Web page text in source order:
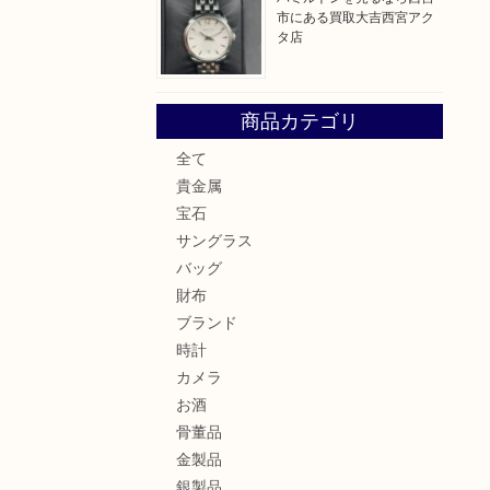
市にある買取大吉西宮アク
タ店
商品カテゴリ
全て
貴金属
宝石
サングラス
バッグ
財布
ブランド
時計
カメラ
お酒
骨董品
金製品
銀製品